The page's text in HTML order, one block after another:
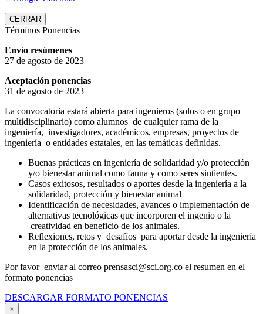
CERRAR
Términos Ponencias
Envío resúmenes
27 de agosto de 2023
Aceptación ponencias
31 de agosto de 2023
La convocatoria estará abierta para ingenieros (solos o en grupo
multidisciplinario) como alumnos de cualquier rama de la
ingeniería, investigadores, académicos, empresas, proyectos de
ingeniería o entidades estatales, en las temáticas definidas.
Buenas prácticas en ingeniería de solidaridad y/o protección
y/o bienestar animal como fauna y como seres sintientes.
Casos exitosos, resultados o aportes desde la ingeniería a la
solidaridad, protección y bienestar animal
Identificación de necesidades, avances o implementación de
alternativas tecnológicas que incorporen el ingenio o la
creatividad en beneficio de los animales.
Reflexiones, retos y desafíos para aportar desde la ingeniería
en la protección de los animales.
Por favor enviar al correo prensasci@sci.org.co el resumen en el
formato ponencias
DESCARGAR FORMATO PONENCIAS
×